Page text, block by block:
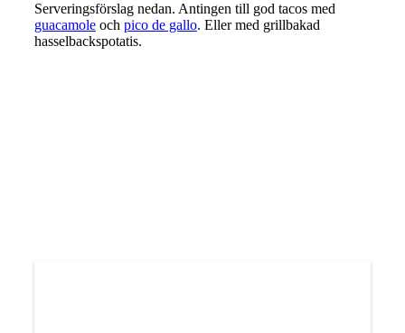
Serveringsförslag nedan. Antingen till god tacos med
guacamoleoch pico de gallo. Eller med grillbakad
hasselbackspotatis.